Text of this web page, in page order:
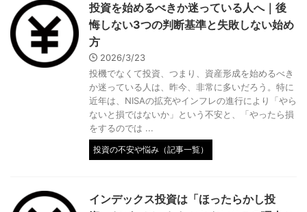
投資を始めるべきか迷っている人へ｜後
悔しない3つの判断基準と失敗しない始め
方
2026/3/23
投機でなくて投資、つまり、資産形成を始めるべき
か迷っている人は、昨今、非常に多いだろう。特に
近年は、NISAの拡充やインフレの進行により「やら
ないと損ではないか」という不安と、「やったら損
をするのでは ...
投資の不安や悩み（記事一覧）
インデックス投資は「ほったらかし投